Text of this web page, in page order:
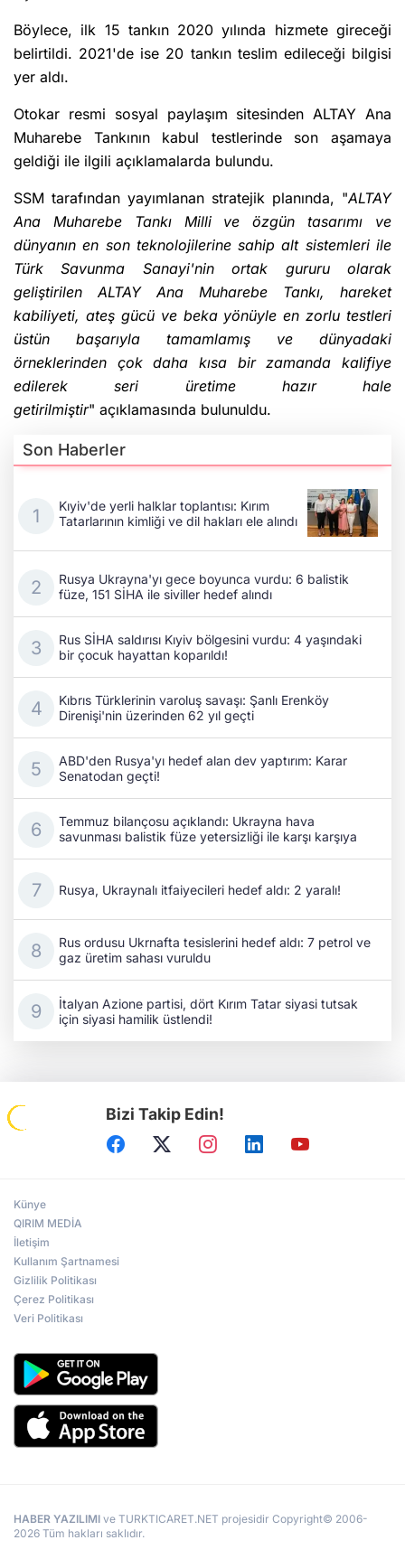
Böylece, ilk 15 tankın 2020 yılında hizmete gireceği
belirtildi. 2021'de ise 20 tankın teslim edileceği bilgisi
yer aldı.
Otokar resmi sosyal paylaşım sitesinden ALTAY Ana
Muharebe Tankının kabul testlerinde son aşamaya
geldiği ile ilgili açıklamalarda bulundu.
SSM tarafından yayımlanan stratejik planında, "ALTAY
Ana Muharebe Tankı Milli ve özgün tasarımı ve
dünyanın en son teknolojilerine sahip alt sistemleri ile
Türk Savunma Sanayi'nin ortak gururu olarak
geliştirilen ALTAY Ana Muharebe Tankı, hareket
kabiliyeti, ateş gücü ve beka yönüyle en zorlu testleri
üstün başarıyla tamamlamış ve dünyadaki
örneklerinden çok daha kısa bir zamanda kalifiye
edilerek seri üretime hazır hale
getirilmiştir" açıklamasında bulunuldu.
Son Haberler
Kıyiv'de yerli halklar toplantısı: Kırım
Tatarlarının kimliği ve dil hakları ele alındı
Rusya Ukrayna'yı gece boyunca vurdu: 6 balistik
füze, 151 SİHA ile siviller hedef alındı
Rus SİHA saldırısı Kıyiv bölgesini vurdu: 4 yaşındaki
bir çocuk hayattan koparıldı!
Kıbrıs Türklerinin varoluş savaşı: Şanlı Erenköy
Direnişi'nin üzerinden 62 yıl geçti
ABD'den Rusya'yı hedef alan dev yaptırım: Karar
Senatodan geçti!
Temmuz bilançosu açıklandı: Ukrayna hava
savunması balistik füze yetersizliği ile karşı karşıya
Rusya, Ukraynalı itfaiyecileri hedef aldı: 2 yaralı!
Rus ordusu Ukrnafta tesislerini hedef aldı: 7 petrol ve
gaz üretim sahası vuruldu
İtalyan Azione partisi, dört Kırım Tatar siyasi tutsak
için siyasi hamilik üstlendi!
Bizi Takip Edin!
Künye
QIRIM MEDİA
İletişim
Kullanım Şartnamesi
Gizlilik Politikası
Çerez Politikası
Veri Politikası
HABER YAZILIMI ve TURKTICARET.NET projesidir Copyright© 2006-
2026 Tüm hakları saklıdır.